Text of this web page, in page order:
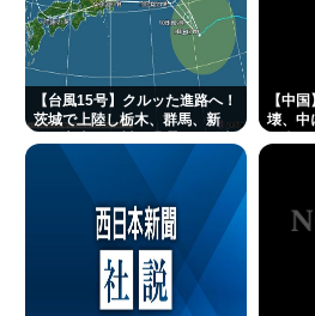
(📞´ん`)「はい嫌儲子供電話相
小さいのがいるのになんで猫
の？」
ガチで死にたい時ってどうし
新しいキーボード買いたいん
ド壊れなくて買う理由が見つ
及川光博、56歳の “おめでた
は「檀れいと離婚してたの？
【世論調査】ウクライナ戦争
【台風15号】クルッた進路へ！
茨城で上陸し栃木、群馬、新
【中
壊、中